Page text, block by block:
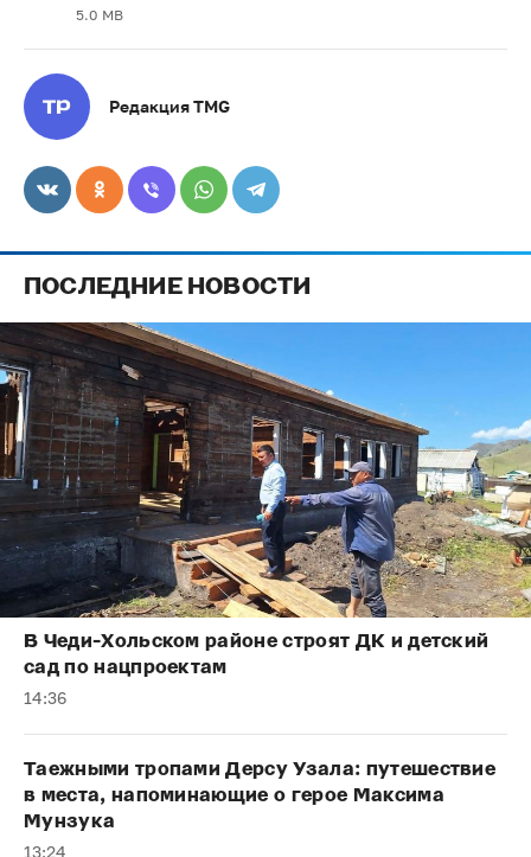
5.0 MB
Редакция TMG
ПОСЛЕДНИЕ НОВОСТИ
В Чеди-Хольском районе строят ДК и детский
сад по нацпроектам
14:36
Таежными тропами Дерсу Узала: путешествие
в места, напоминающие о герое Максима
Мунзука
13:24